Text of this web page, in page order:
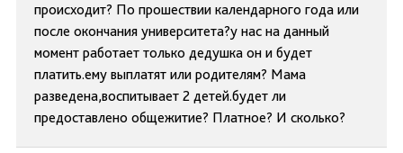
происходит? По прошествии календарного года или
после окончания университета?у нас на данный
момент работает только дедушка он и будет
платить.ему выплатят или родителям? Мама
разведена,воспитывает 2 детей.будет ли
предоставлено общежитие? Платное? И сколько?